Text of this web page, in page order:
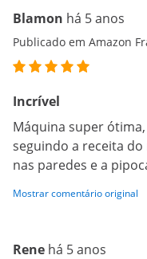
Blamon há 5 anos
Publicado em Amazon
Incrível
Máquina super
seguindo a receita
nas paredes e a
Mostrar comentário original
Rene há 5 anos